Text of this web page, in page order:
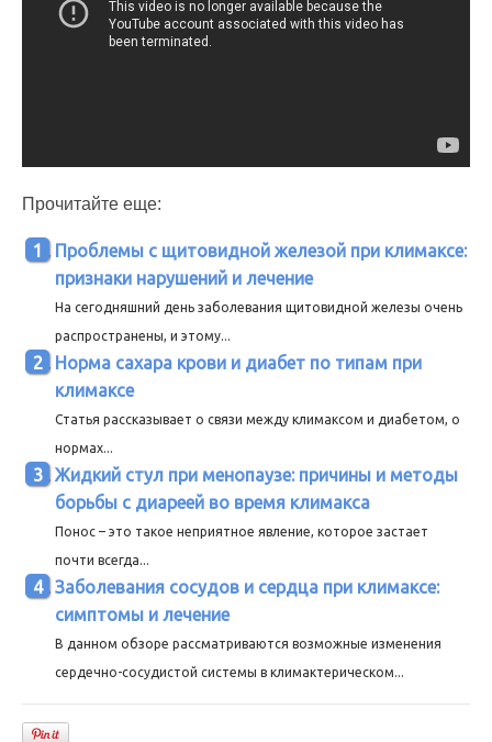
Прочитайте еще:
Проблемы с щитовидной железой при климаксе:
признаки нарушений и лечение
На сегодняшний день заболевания щитовидной железы очень
распространены, и этому...
Норма сахара крови и диабет по типам при
климаксе
Статья рассказывает о связи между климаксом и диабетом, о
нормах...
Жидкий стул при менопаузе: причины и методы
борьбы с диареей во время климакса
Понос – это такое неприятное явление, которое застает
почти всегда...
Заболевания сосудов и сердца при климаксе:
симптомы и лечение
В данном обзоре рассматриваются возможные изменения
сердечно-сосудистой системы в климактерическом...